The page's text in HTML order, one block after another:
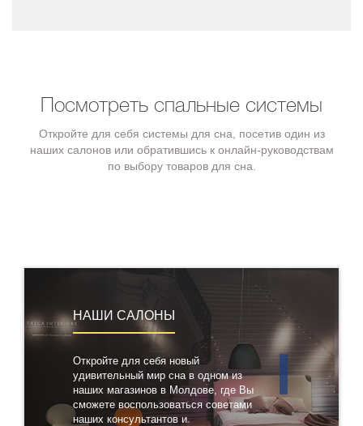
Посмотреть спальные системы
Откройте для себя системы для сна, посетив один из
наших салонов или обратившись к онлайн-руководствам
по выбору товаров для сна.
НАШИ САЛОНЫ
Откройте для себя новый
удивительный мир сна в одном из
наших магазинов в Молдове, где Вы
сможете воспользоваться советами
наших консультантов и